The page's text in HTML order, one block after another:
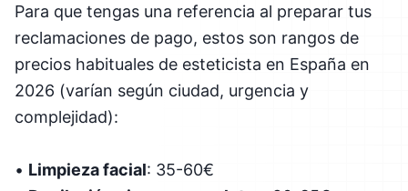
Para que tengas una referencia al preparar tus
reclamaciones de pago, estos son rangos de
precios habituales de esteticista en España en
2026 (varían según ciudad, urgencia y
complejidad):
• Limpieza facial: 35-60€